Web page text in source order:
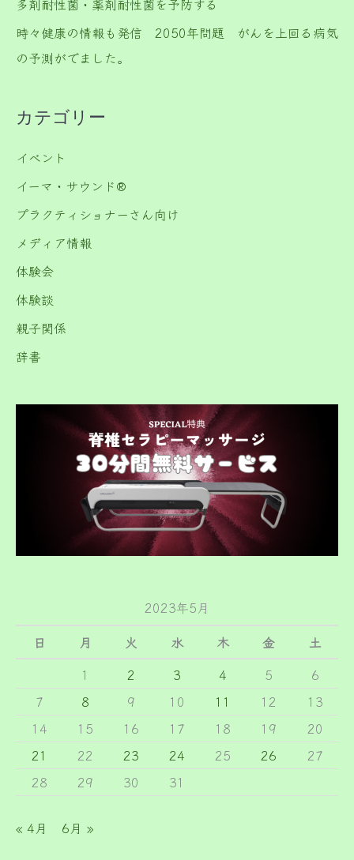
多剤耐性菌・薬剤耐性菌を予防する
時々健康の情報も発信 2050年問題 がんを上回る病気
の予測がでました。
カテゴリー
イベント
イーマ・サウンド®️
プラクティショナーさん向け
メディア情報
体験会
体験談
親子関係
辞書
2023年5月
日
月 火 水 木 金
土
1
2 3 4 5
6
7
8 9 10 11 12
13
14
15 16 17 18 19
20
21
22 23 24 25 26
27
28
29 30 31
« 4月 6月 »